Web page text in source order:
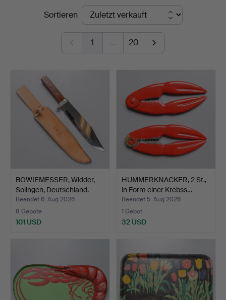
EndpreiseSortieren
1 … 20
BOWIEMESSER, Widder,
Solingen, Deutschland.
Beendet 6. Aug 2026
8 Gebote
101 USD
HUMMERKNACKER, 2 St.,
in Form einer Krebss…
Beendet 5. Aug 2026
1 Gebot
32 USD